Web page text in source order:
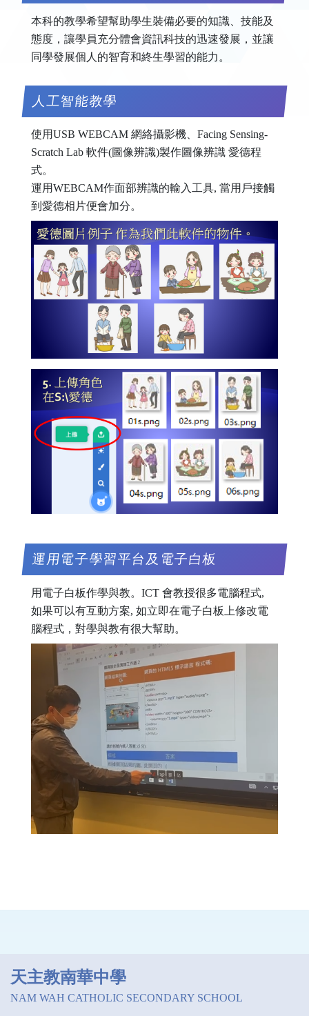
本科的教學希望幫助學生裝備必要的知識、技能及
態度，讓學員充分體會資訊科技的迅速發展，並讓
同學發展個人的智育和終生學習的能力。
人工智能教學
使用USB WEBCAM 網絡攝影機、Facing Sensing-
Scratch Lab 軟件(圖像辨識)製作圖像辨識 愛德程
式。
運用WEBCAM作面部辨識的輸入工具, 當用戶接觸
到愛德相片便會加分。
運用電子學習平台及電子白板
用電子白板作學與教。ICT 會教授很多電腦程式,
如果可以有互動方案, 如立即在電子白板上修改電
腦程式，對學與教有很大幫助。
天主教南華中學
NAM WAH CATHOLIC SECONDARY SCHOOL